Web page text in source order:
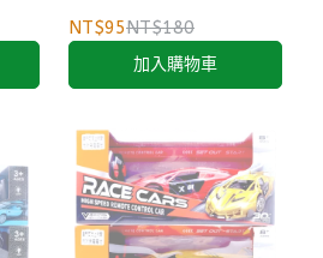
NT$95NT$180
加入購物車